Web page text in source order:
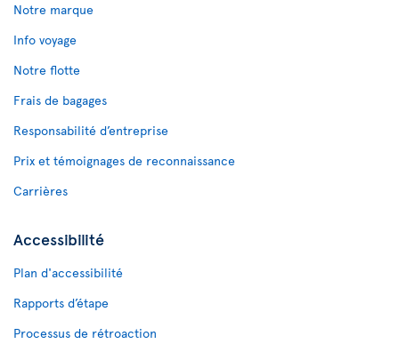
Notre marque
Info voyage
Notre flotte
Frais de bagages
Responsabilité d’entreprise
Prix et témoignages de reconnaissance
Carrières
Accessibilité
Plan d'accessibilité
Rapports d’étape
Processus de rétroaction